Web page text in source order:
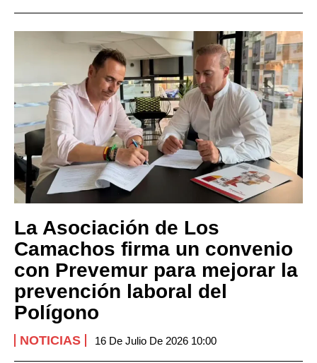
La Asociación de Los
Camachos firma un convenio
con Prevemur para mejorar la
prevención laboral del
Polígono
NOTICIAS 16 De Julio De 2026 10:00